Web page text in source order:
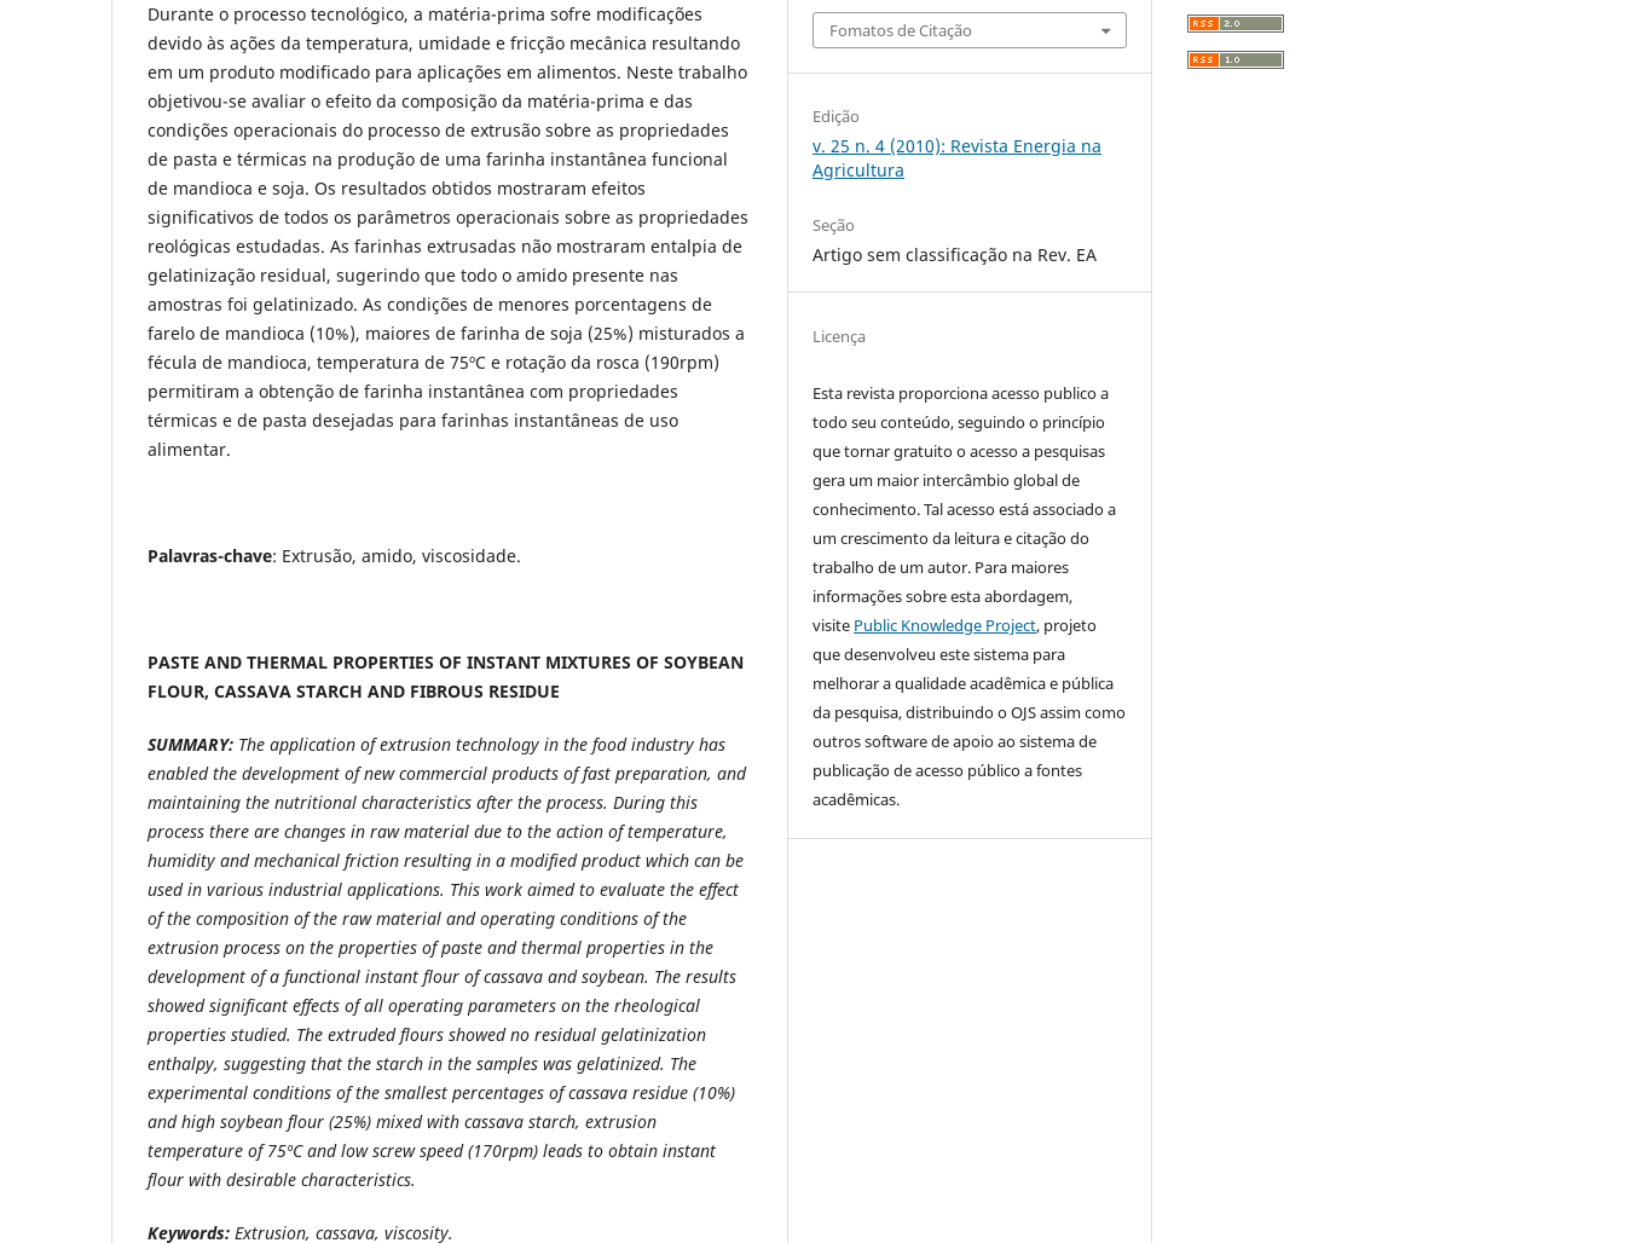
Durante o processo tecnológico, a matéria-prima sofre modificações
devido às ações da temperatura, umidade e fricção mecânica resultando
em um produto modificado para aplicações em alimentos. Neste trabalho
objetivou-se avaliar o efeito da composição da matéria-prima e das
condições operacionais do processo de extrusão sobre as propriedades
de pasta e térmicas na produção de uma farinha instantânea funcional
de mandioca e soja. Os resultados obtidos mostraram efeitos
significativos de todos os parâmetros operacionais sobre as propriedades
reológicas estudadas. As farinhas extrusadas não mostraram entalpia de
gelatinização residual, sugerindo que todo o amido presente nas
amostras foi gelatinizado. As condições de menores porcentagens de
farelo de mandioca (10%), maiores de farinha de soja (25%) misturados a
fécula de mandioca, temperatura de 75ºC e rotação da rosca (190rpm)
permitiram a obtenção de farinha instantânea com propriedades
térmicas e de pasta desejadas para farinhas instantâneas de uso
alimentar.
Palavras-chave: Extrusão, amido, viscosidade.
PASTE AND THERMAL PROPERTIES OF INSTANT MIXTURES OF SOYBEAN
FLOUR, CASSAVA STARCH AND FIBROUS RESIDUE
SUMMARY: The application of extrusion technology in the food industry has
enabled the development of new commercial products of fast preparation, and
maintaining the nutritional characteristics after the process. During this
process there are changes in raw material due to the action of temperature,
humidity and mechanical friction resulting in a modified product which can be
used in various industrial applications. This work aimed to evaluate the effect
of the composition of the raw material and operating conditions of the
extrusion process on the properties of paste and thermal properties in the
development of a functional instant flour of cassava and soybean. The results
showed significant effects of all operating parameters on the rheological
properties studied. The extruded flours showed no residual gelatinization
enthalpy, suggesting that the starch in the samples was gelatinized. The
experimental conditions of the smallest percentages of cassava residue (10%)
and high soybean flour (25%) mixed with cassava starch, extrusion
temperature of 75ºC and low screw speed (170rpm) leads to obtain instant
flour with desirable characteristics.
Keywords: Extrusion, cassava, viscosity.
Fomatos de Citação
Edição
v. 25 n. 4 (2010): Revista Energia na
Agricultura
Seção
Artigo sem classificação na Rev. EA
Licença
Esta revista proporciona acesso publico a
todo seu conteúdo, seguindo o princípio
que tornar gratuito o acesso a pesquisas
gera um maior intercâmbio global de
conhecimento. Tal acesso está associado a
um crescimento da leitura e citação do
trabalho de um autor. Para maiores
informações sobre esta abordagem,
visite Public Knowledge Project, projeto
que desenvolveu este sistema para
melhorar a qualidade acadêmica e pública
da pesquisa, distribuindo o OJS assim como
outros software de apoio ao sistema de
publicação de acesso público a fontes
acadêmicas.